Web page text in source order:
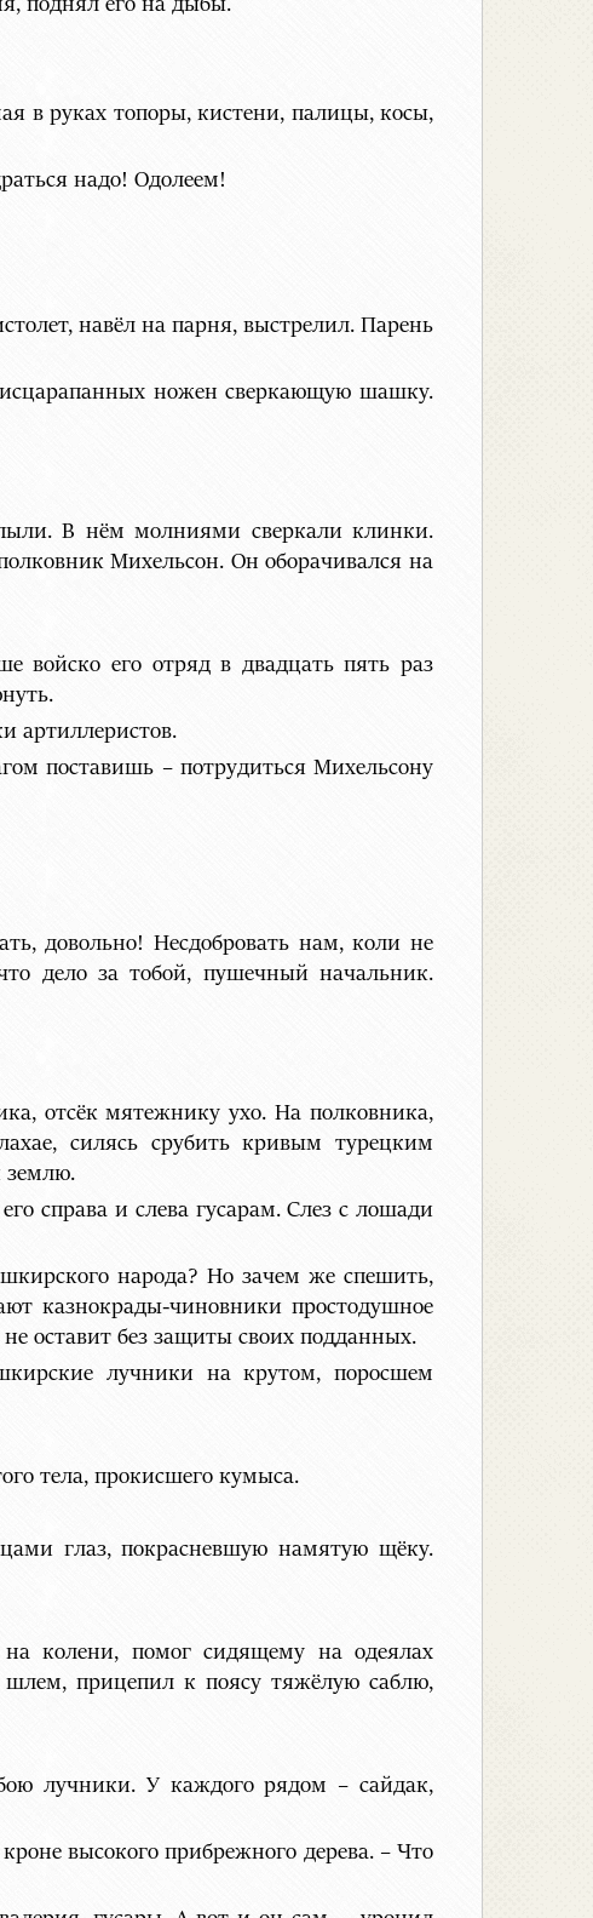
поднял его на дыбы.
в руках топоры, кистени, палицы, косы,
надо! Одолеем!
навёл на парня, выстрелил. Парень
ножен сверкающую шашку.
В нём молниями сверкали клинки.
Михельсон. Он оборачивался на
войско его отряд в двадцать пять раз
артиллеристов.
поставишь – потрудиться Михельсону
довольно! Несдобровать нам, коли не
дело за тобой, пушечный начальник.
отсёк мятежнику ухо. На полковника,
силясь срубить кривым турецким
землю.
справа и слева гусарам. Слез с лошади
народа? Но зачем же спешить,
казнокрады-чиновники простодушное
оставит без защиты своих подданных.
лучники на крутом, поросшем
тела, прокисшего кумыса.
глаз, покрасневшую намятую щёку.
колени, помог сидящему на одеялах
шлем, прицепил к поясу тяжёлую саблю,
лучники. У каждого рядом – сайдак,
высокого прибрежного дерева. – Что